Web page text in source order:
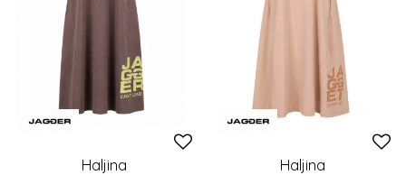
Haljina Haljina